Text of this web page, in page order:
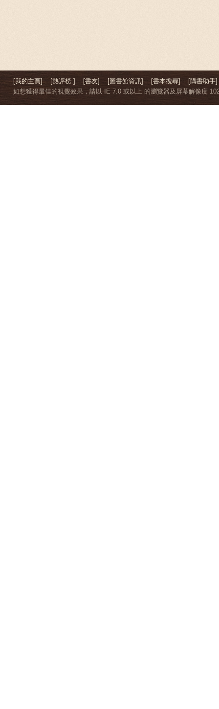
[我的主頁] [熱評榜 ] [書友] [圖書館資訊] [書本搜尋]
[購書助手]
如想獲得最佳的視覺效果，請以 IE 7.0 或以上 的瀏覽器及屏幕解像度